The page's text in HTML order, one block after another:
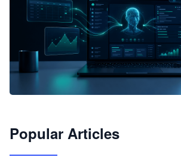
JimoClaw 桌面 AI Agent 工作台
Popular Articles